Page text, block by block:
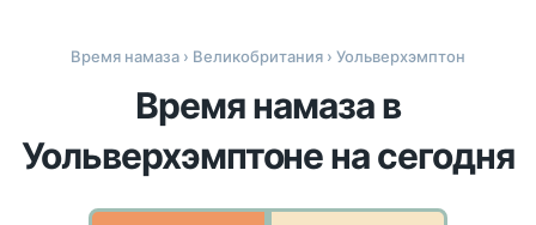
Время намаза › Великобритания › Уольверхэмптон
Время намаза в
Уольверхэмптоне на сегодня